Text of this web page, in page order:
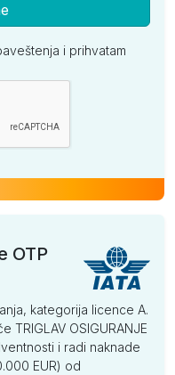
i prihvatam
OTP
kategorija licence A.
TRIGLAV OSIGURANJE
i radi naknade
EUR) od